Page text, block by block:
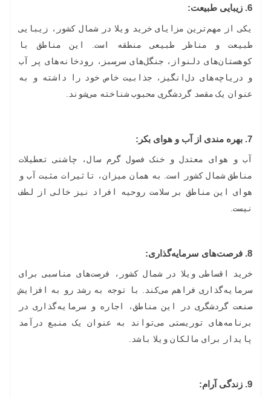
6. زیبایی طبیعت:
یکی از مهم‌ترین مزایای خرید ویلا در شمال کشور، زیبایی
طبیعت و مناظر طبیعی منطقه است. این مناطق با
کوهستان‌های دلنواز، جنگل‌های سرسبز، رودخانه‌های پر آب
و دریاچه‌های دل‌انگیز، جذابیت خاص خود را داشته و به
عنوان یک مقصد گردشگری محبوب شناخته می‌شوند.
7. بهره مندی از آب و هوای بکر:
آب و هوای معتدل و خنک فصول گرم سال، چاشنی تعطیلات
مناطق شمال کشور است. به همان میزان، تاثیرات مثبت آب و
هوای این مناطق بر سلامت روحیه افراد نیز خالی از لطف
نیست.
8. فرصت‌های سرمایه‌گذاری:
خرید اقساطی ویلا در شمال کشور، فرصت‌های مناسبی برای
سرمایه‌گذاری فراهم می‌کند. با توجه به رشد رو به افزایش
صنعت گردشگری در این مناطق، اجاره و سرمایه‌گذاری در
برنامه‌های توریستی می‌تواند به عنوان یک منبع درآمد
پایدار برای مالکان ویلا باشد.
9. زندگی آرام: